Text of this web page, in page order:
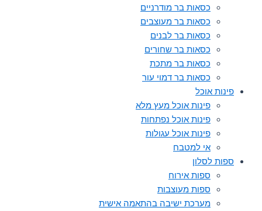
כסאות בר מודרניים
כסאות בר מעוצבים
כסאות בר לבנים
כסאות בר שחורים
כסאות בר מתכת
כסאות בר דמוי עור
פינות אוכל
פינות אוכל מעץ מלא
פינות אוכל נפתחות
פינות אוכל עגולות
אי למטבח
ספות לסלון
ספות אירוח
ספות מעוצבות
מערכת ישיבה בהתאמה אישית